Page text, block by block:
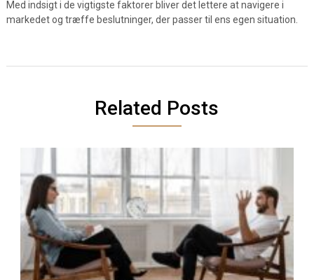
Med indsigt i de vigtigste faktorer bliver det lettere at navigere i
markedet og træffe beslutninger, der passer til ens egen situation.
Related Posts